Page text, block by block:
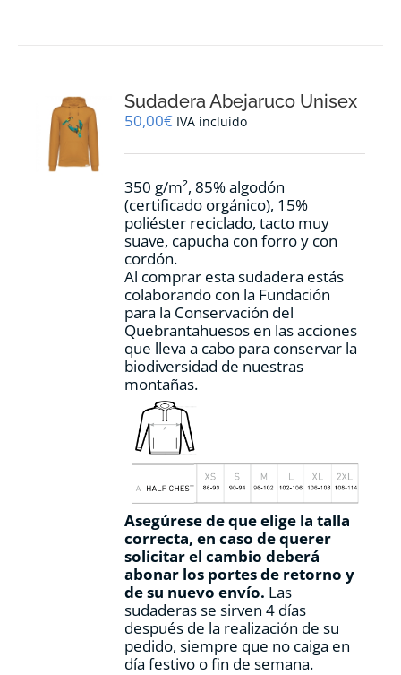
se
pueden
en
página
de
producto
Sudadera Abejaruco Unisex
50,00€ IVA incluido
350 g/m², 85% algodón
(certificado orgánico), 15%
poliéster reciclado, tacto muy
suave, capucha con forro y con
cordón.
Al comprar esta sudadera estás
colaborando con la Fundación
para la Conservación del
Quebrantahuesos en las acciones
que lleva a cabo para conservar la
biodiversidad de nuestras
montañas.
Asegúrese de que elige la talla
correcta, en caso de querer
solicitar el cambio deberá
abonar los portes de retorno y
de su nuevo envío. Las
sudaderas se sirven 4 días
después de la realización de su
pedido, siempre que no caiga en
día festivo o fin de semana.